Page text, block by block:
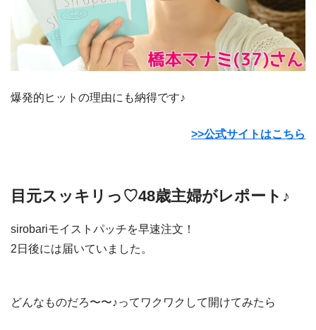
爆発的ヒットの理由にも納得です♪
>>公式サイトはこちら
目元スッキリっ♡48歳主婦がレポート♪
sirobariモイストパッチを早速注文！
2日後には届いていました。
どんなものだろ〜〜♪ってワクワクして開けてみたら